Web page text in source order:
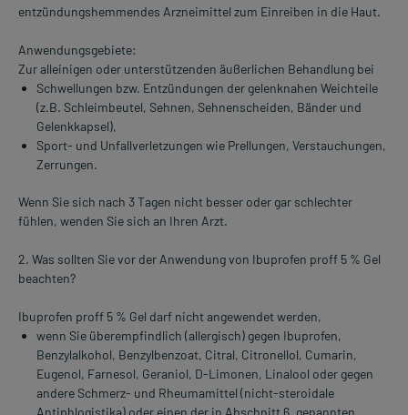
entzündungshemmendes Arzneimittel zum Einreiben in die Haut.
Anwendungsgebiete:
Zur alleinigen oder unterstützenden äußerlichen Behandlung bei
Schwellungen bzw. Entzündungen der gelenknahen Weichteile
(z.B. Schleimbeutel, Sehnen, Sehnenscheiden, Bänder und
Gelenkkapsel),
Sport- und Unfallverletzungen wie Prellungen, Verstauchungen,
Zerrungen.
Wenn Sie sich nach 3 Tagen nicht besser oder gar schlechter
fühlen, wenden Sie sich an Ihren Arzt.
2. Was sollten Sie vor der Anwendung von Ibuprofen proff 5 % Gel
beachten?
Ibuprofen proff 5 % Gel darf nicht angewendet werden,
wenn Sie überempfindlich (allergisch) gegen Ibuprofen,
Benzylalkohol, Benzylbenzoat, Citral, Citronellol, Cumarin,
Eugenol, Farnesol, Geraniol, D-Limonen, Linalool oder gegen
andere Schmerz- und Rheumamittel (nicht-steroidale
Antiphlogistika) oder einen der in Abschnitt 6. genannten